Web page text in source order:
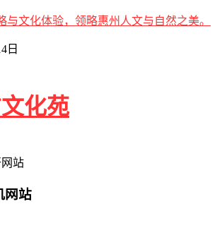
与文化体验，领略惠州人文与自然之美。
日
化苑
网站